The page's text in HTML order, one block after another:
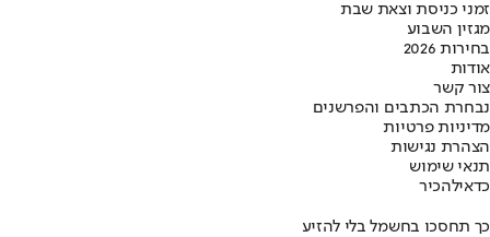
זמני כניסת וצאת שבת
מגזין השבוע
בחירות 2026
אודות
צור קשר
נבחרת הכתבים והפרשנים
מדיניות פרטיות
הצהרת נגישות
תנאי שימוש
כדאילהכיר
כך תחסכו בחשמל בלי להזיע